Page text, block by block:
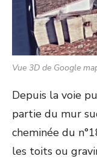
Vue 3D de Google
Depuis la voie
partie du mur
cheminée du
les toits ou